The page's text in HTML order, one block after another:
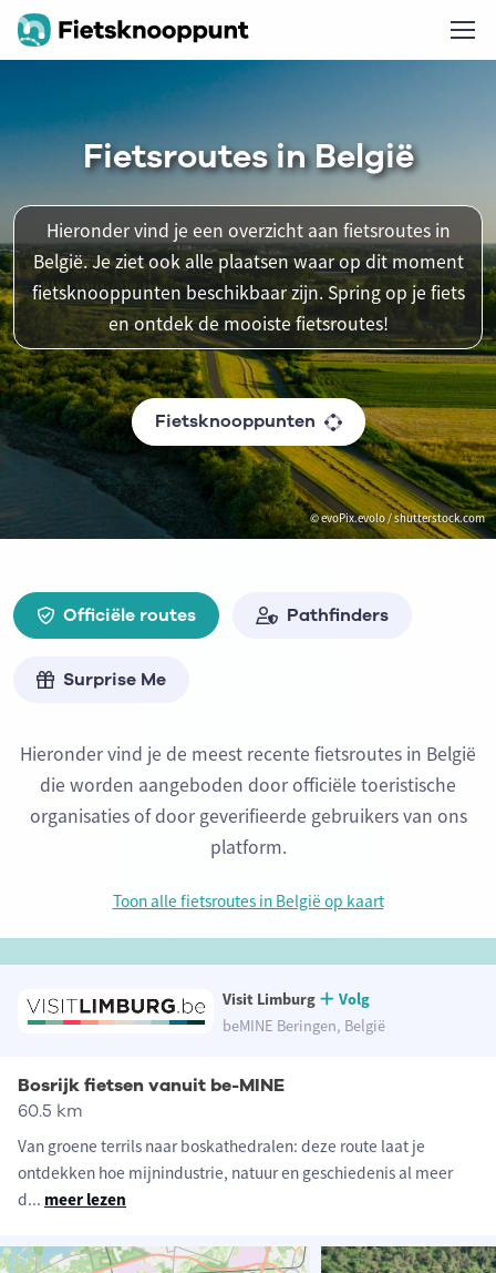
© evoPix.evolo / shutterstock.com
Fietsroutes in België
Hieronder vind je een overzicht aan fietsroutes in
België. Je ziet ook alle plaatsen waar op dit moment
fietsknooppunten beschikbaar zijn. Spring op je fiets
en ontdek de mooiste fietsroutes!
Fietsknooppunten
Officiële routes Pathfinders
Surprise Me
Hieronder vind je de meest recente fietsroutes in België
die worden aangeboden door officiële toeristische
organisaties of door geverifieerde gebruikers van ons
platform.
Toon alle fietsroutes in België op kaart
Visit Limburg
Volg
beMINE Beringen, België
Bosrijk fietsen vanuit be-MINE
60.5 km
Van groene terrils naar boskathedralen: deze route laat je
ontdekken hoe mijnindustrie, natuur en geschiedenis al meer
d... meer lezen